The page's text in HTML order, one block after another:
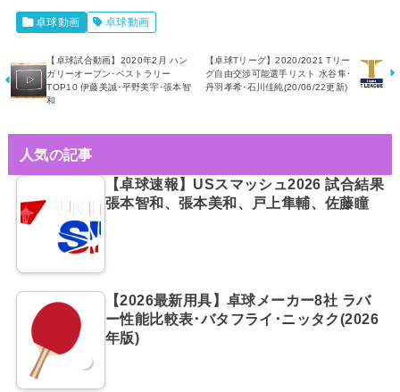
卓球動画 卓球動画
【卓球試合動画】2020年2月 ハン
ガリーオープン･ベストラリー
TOP10 伊藤美誠･平野美宇･張本智
和
【卓球Tリーグ】2020/2021 Tリー
グ自由交渉可能選手リスト 水谷隼･
丹羽孝希･石川佳純(20/06/22更新)
人気の記事
【卓球速報】USスマッシュ2026 試合結果
張本智和、張本美和、戸上隼輔、佐藤瞳
【2026最新用具】卓球メーカー8社 ラバ
ー性能比較表･バタフライ･ニッタク(2026
年版)